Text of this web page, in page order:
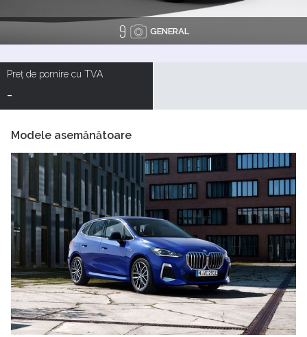
9 GENERAL
Preț de pornire cu TVA
-
Modele asemănătoare